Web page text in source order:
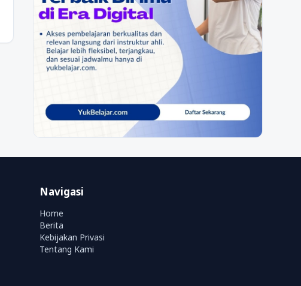
Navigasi
Home
Berita
Kebijakan Privasi
Tentang Kami